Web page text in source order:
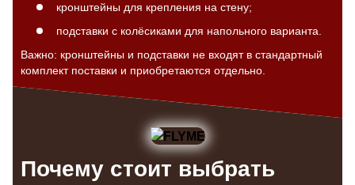
кронштейны для крепления на стену;
подставки с колёсиками для напольного варианта.
Важно: кронштейны и подставки не входят в стандартный
комплект поставки и приобретаются отдельно.
Почему стоит выбрать